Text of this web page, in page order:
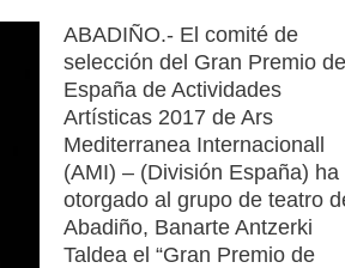
ABADIÑO.- El comité de
selección del Gran Premio de
España de Actividades
Artísticas 2017 de Ars
Mediterranea Internacionall
(AMI) – (División España) ha
otorgado al grupo de teatro
Abadiño, Banarte Antzerki
Taldea el “Gran Premio de